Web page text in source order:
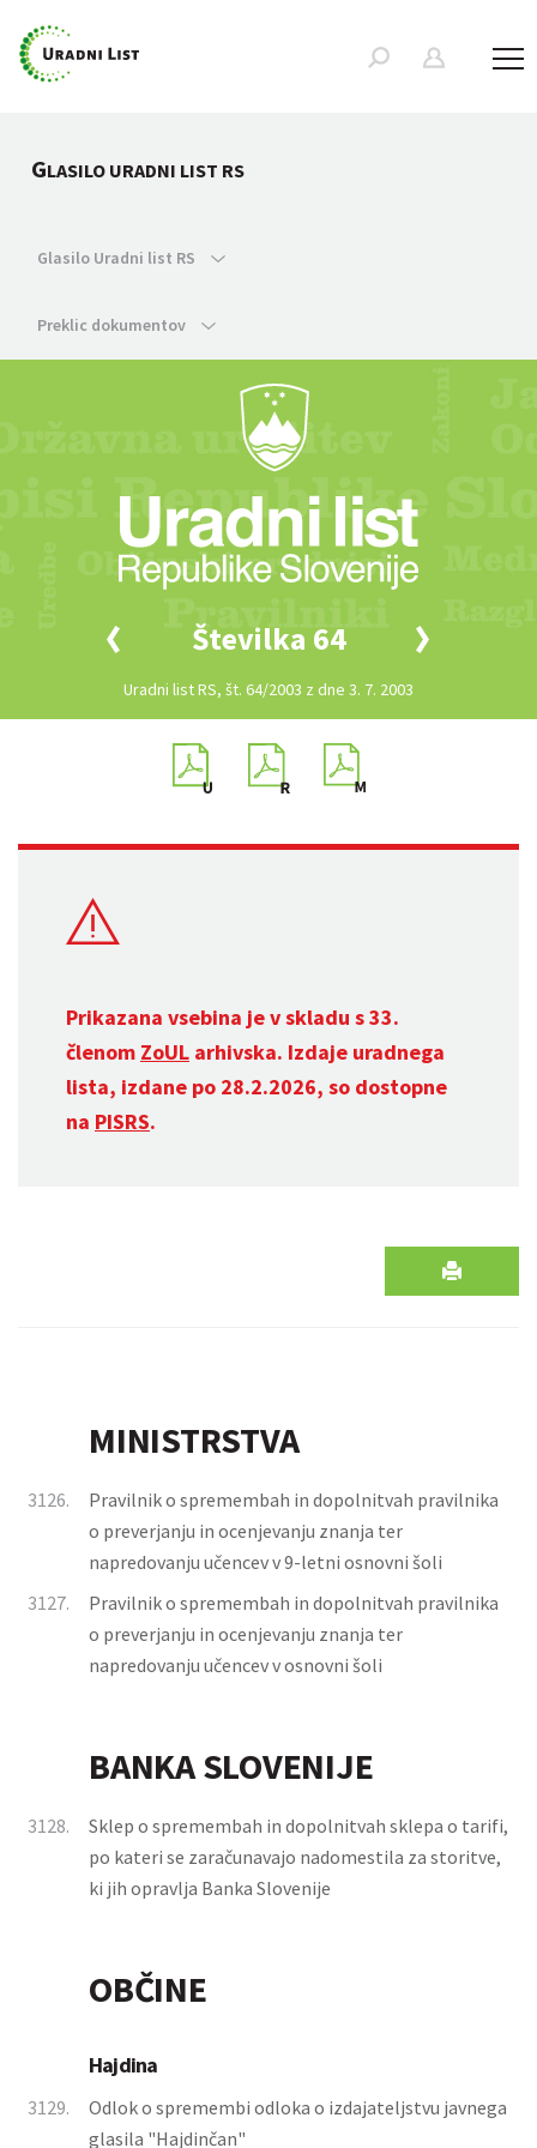
GLASILO URADNI LIST RS
Glasilo Uradni list RS
Preklic dokumentov
Številka 64
Uradni list RS, št. 64/2003 z dne 3. 7. 2003
Prikazana vsebina je v skladu s 33.
členom ZoUL arhivska. Izdaje uradnega
lista, izdane po 28.2.2026, so dostopne
na PISRS.
MINISTRSTVA
3126.
Pravilnik o spremembah in dopolnitvah pravilnika
o preverjanju in ocenjevanju znanja ter
napredovanju učencev v 9-letni osnovni šoli
3127.
Pravilnik o spremembah in dopolnitvah pravilnika
o preverjanju in ocenjevanju znanja ter
napredovanju učencev v osnovni šoli
BANKA SLOVENIJE
3128.
Sklep o spremembah in dopolnitvah sklepa o tarifi,
po kateri se zaračunavajo nadomestila za storitve,
ki jih opravlja Banka Slovenije
OBČINE
Hajdina
3129.
Odlok o spremembi odloka o izdajateljstvu javnega
glasila "Hajdinčan"